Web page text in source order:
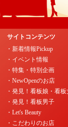
サイトコンテンツ
・新着情報Pickup
・イベント情報
・特集・特別企画
・NewOpenのお店
・発見！看板娘・看板
・発見！看板男子
・Let's Beauty
・こだわりのお店